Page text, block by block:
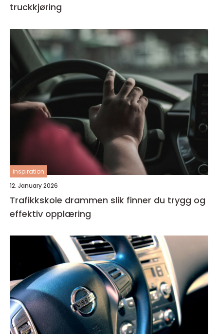
truckkjøring
inspiration
12. January 2026
Trafikkskole drammen slik finner du trygg og
effektiv opplæring